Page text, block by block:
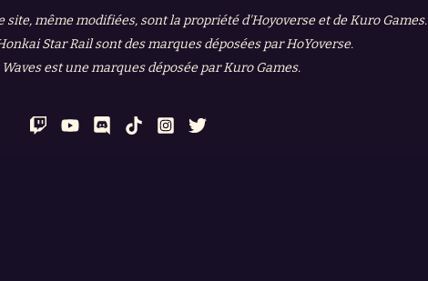
site, même modifiées, sont la propriété d'Hoyoverse et de Kuro Games.
Star Rail sont des marques déposées par HoYoverse.
est une marques déposée par Kuro Games.